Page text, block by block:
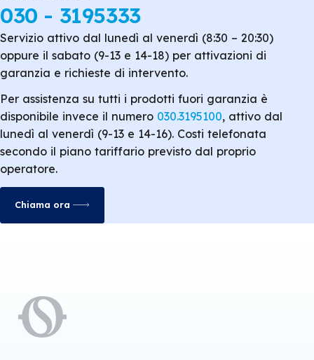
030 - 3195333
Servizio attivo dal lunedì al venerdì (8:30 – 20:30)
oppure il sabato (9-13 e 14-18) per attivazioni di
garanzia e richieste di intervento.
Per assistenza su tutti i prodotti fuori garanzia è
disponibile invece il numero 030.3195100, attivo dal
lunedì al venerdì (9-13 e 14-16). Costi telefonata
secondo il piano tariffario previsto dal proprio
operatore.
Chiama ora